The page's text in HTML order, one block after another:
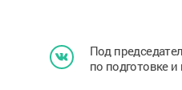
Под
по подготовке